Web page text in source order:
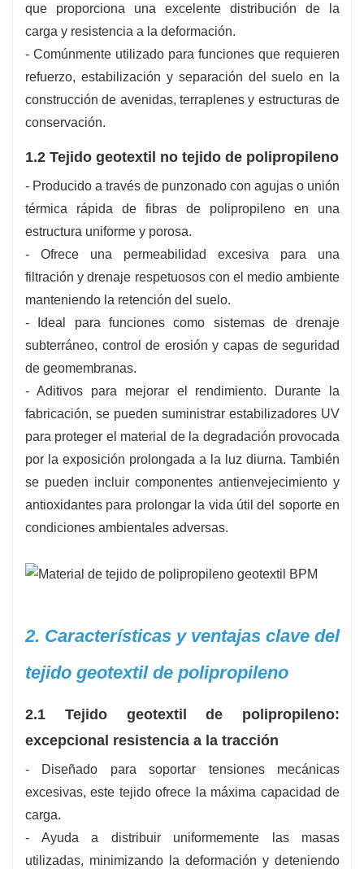
que proporciona una excelente distribución de la
carga y resistencia a la deformación.
- Comúnmente utilizado para funciones que requieren
refuerzo, estabilización y separación del suelo en la
construcción de avenidas, terraplenes y estructuras de
conservación.
1.2 Tejido geotextil no tejido de polipropileno
- Producido a través de punzonado con agujas o unión
térmica rápida de fibras de polipropileno en una
estructura uniforme y porosa.
- Ofrece una permeabilidad excesiva para una
filtración y drenaje respetuosos con el medio ambiente
manteniendo la retención del suelo.
- Ideal para funciones como sistemas de drenaje
subterráneo, control de erosión y capas de seguridad
de geomembranas.
- Aditivos para mejorar el rendimiento. Durante la
fabricación, se pueden suministrar estabilizadores UV
para proteger el material de la degradación provocada
por la exposición prolongada a la luz diurna. También
se pueden incluir componentes antienvejecimiento y
antioxidantes para prolongar la vida útil del soporte en
condiciones ambientales adversas.
2. Características y ventajas clave del
tejido geotextil de polipropileno
2.1 Tejido geotextil de polipropileno:
excepcional resistencia a la tracción
- Diseñado para soportar tensiones mecánicas
excesivas, este tejido ofrece la máxima capacidad de
carga.
- Ayuda a distribuir uniformemente las masas
utilizadas, minimizando la deformación y deteniendo